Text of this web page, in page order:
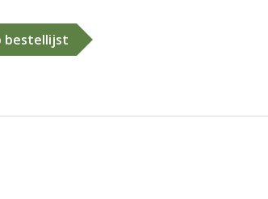
bestellijst